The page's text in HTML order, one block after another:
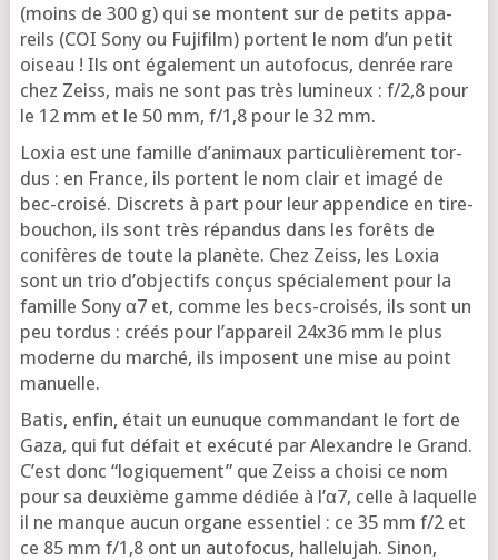
(moins de 300 g) qui se montent sur de petits appa­
reils (COI Sony ou Fuji­film) portent le nom d’un petit
oiseau ! Ils ont éga­le­ment un auto­fo­cus, den­rée rare
chez Zeiss, mais ne sont pas très lumi­neux : f/2,8 pour
le 12 mm et le 50 mm, f/1,8 pour le 32 mm.
Loxia est une famille d’a­ni­maux par­ti­cu­liè­re­ment tor­
dus : en France, ils portent le nom clair et ima­gé de
bec-croi­sé. Dis­crets à part pour leur appen­dice en tire-
bou­chon, ils sont très répan­dus dans les forêts de
coni­fères de toute la pla­nète. Chez Zeiss, les Loxia
sont un trio d’ob­jec­tifs conçus spé­cia­le­ment pour la
famille Sony α7 et, comme les becs-croi­sés, ils sont un
peu tor­dus : créés pour l’ap­pa­reil 24x36 mm le plus
moderne du mar­ché, ils imposent une mise au point
manuelle.
Batis, enfin, était un eunuque com­man­dant le fort de
Gaza, qui fut défait et exé­cu­té par Alexandre le Grand.
C’est donc “logi­que­ment” que Zeiss a choi­si ce nom
pour sa deuxième gamme dédiée à l’α7, celle à laquelle
il ne manque aucun organe essen­tiel : ce 35 mm f/2 et
ce 85 mm f/1,8 ont un auto­fo­cus, hal­le­lu­jah. Sinon,